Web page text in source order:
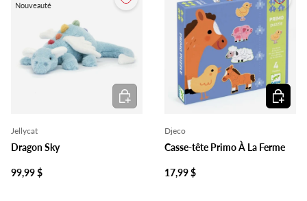
Nouveauté
Jellycat
Dragon Sky
99,99 $
Ajouter au panier
Djeco
Casse-tête Primo À La Ferme
17,99 $
Ajouter